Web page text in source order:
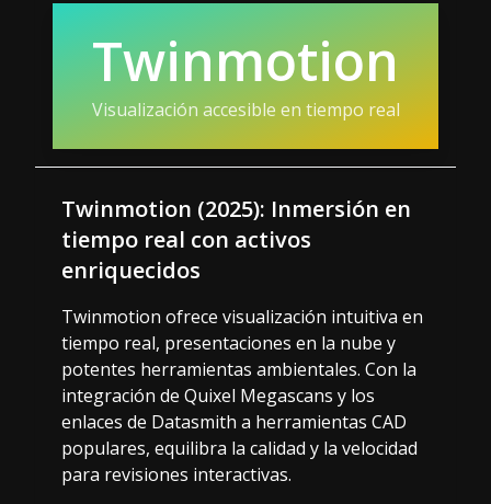
Twinmotion
Visualización accesible en tiempo real
Twinmotion (2025): Inmersión en
tiempo real con activos
enriquecidos
Twinmotion ofrece visualización intuitiva en
tiempo real, presentaciones en la nube y
potentes herramientas ambientales. Con la
integración de Quixel Megascans y los
enlaces de Datasmith a herramientas CAD
populares, equilibra la calidad y la velocidad
para revisiones interactivas.